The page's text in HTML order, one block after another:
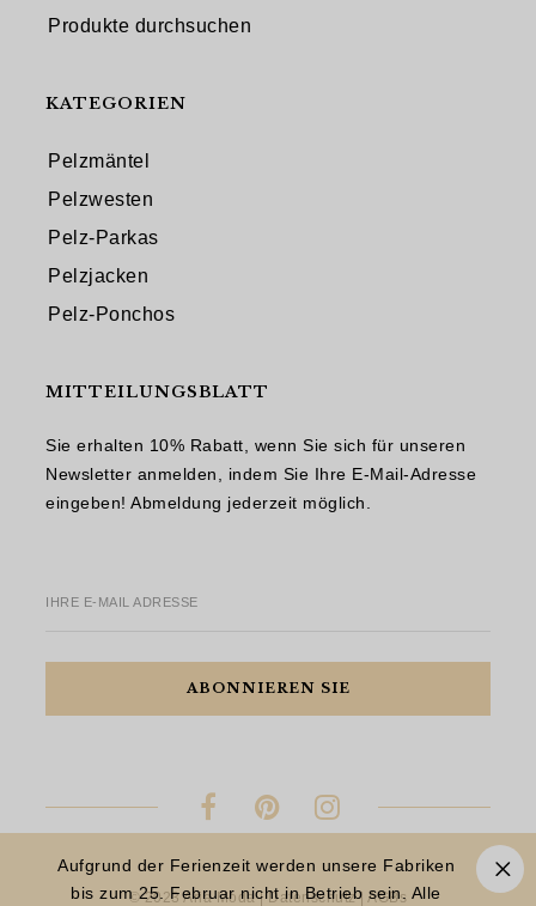
Aufgrund der Ferienzeit werden unsere Fabriken
bis zum 25. Februar nicht in Betrieb sein. Alle
Produkte durchsuchen
KATEGORIEN
Pelzmäntel
Pelzwesten
Pelz-Parkas
Pelzjacken
Pelz-Ponchos
MITTEILUNGSBLATT
Sie erhalten 10% Rabatt, wenn Sie sich für unseren
Newsletter anmelden, indem Sie Ihre E-Mail-Adresse
eingeben! Abmeldung jederzeit möglich.
IHRE E-MAIL ADRESSE
© 2023 Aria Moda |Datenschutz| AGBs